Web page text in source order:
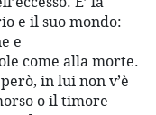
e il suo mondo:
e
come alla morte.
in lui non v’è
o il timore